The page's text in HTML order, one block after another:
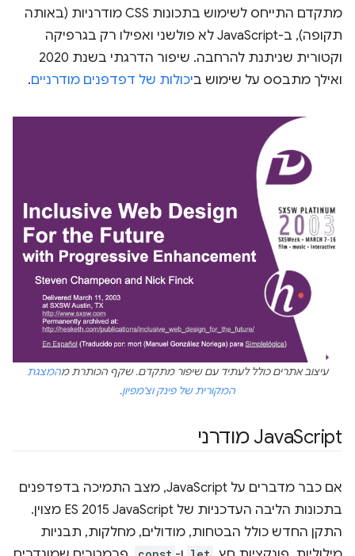
מתקדם התייחס לשימוש בתכונות CSS מודרניות (באותה
תקופה), ב-JavaScript לא פולשני ואפילו רק בגרפיקה
וקטורית שניתנת להרחבה. שיפור הדרגתי בשנת 2020
ואילך מתבסס על שימוש ביכולות של דפדפנים מודרניים.
עיצוב אתרים כולל לעתיד עם שיפור מתקדם. שקף הכותרת מהמצגת
המקורית של פינק וצ'מפיון.
‫JavaScript מודרני
אם כבר מדברים על JavaScript, מצב התמיכה בדפדפנים
בתכונות הליבה העדכניות של ES 2015 JavaScript מצוין.
התקן החדש כולל הבטחות, מודולים, מחלקות, תבניות